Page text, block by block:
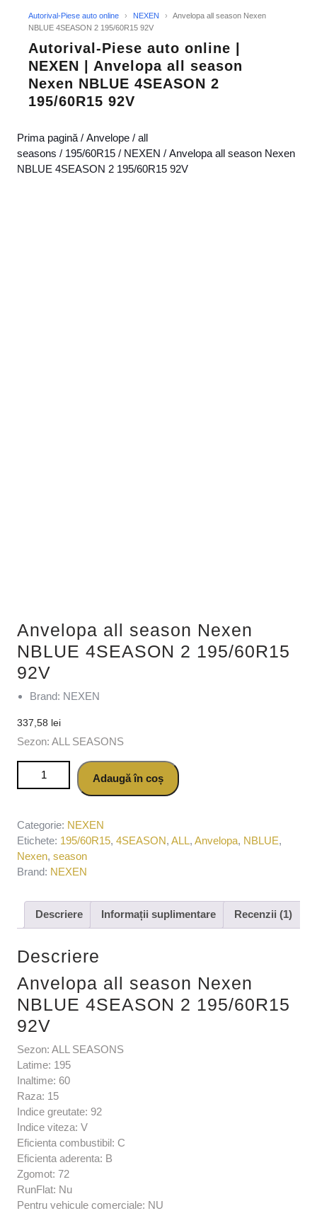
Autorival-Piese auto online › NEXEN ›
Anvelopa all season Nexen
NBLUE 4SEASON 2 195/60R15 92V
Autorival-Piese auto online |
NEXEN | Anvelopa all season
Nexen NBLUE 4SEASON 2
195/60R15 92V
Prima pagină / Anvelope / all
seasons / 195/60R15 / NEXEN / Anvelopa all season Nexen
NBLUE 4SEASON 2 195/60R15 92V
Anvelopa all season Nexen
NBLUE 4SEASON 2 195/60R15
92V
Brand: NEXEN
337,58 lei
Sezon: ALL SEASONS
Cantitate Anvelopa all season Nexen NBLUE 4SEASON 2
195/60R15 92V
Adaugă în coș
Categorie: NEXEN
Etichete: 195/60R15, 4SEASON, ALL, Anvelopa, NBLUE,
Nexen, season
Brand: NEXEN
Descriere Informații suplimentare Recenzii (1)
Descriere
Anvelopa all season Nexen
NBLUE 4SEASON 2 195/60R15
92V
Sezon: ALL SEASONS
Latime: 195
Inaltime: 60
Raza: 15
Indice greutate: 92
Indice viteza: V
Eficienta combustibil: C
Eficienta aderenta: B
Zgomot: 72
RunFlat: Nu
Pentru vehicule comerciale: NU